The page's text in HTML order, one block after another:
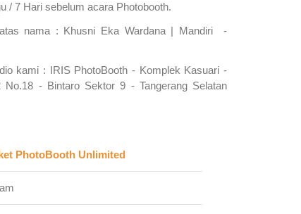
/ 7 Hari sebelum acara Photobooth.
nama : Khusni Eka Wardana | Mandiri -
kami : IRIS PhotoBooth - Komplek Kasuari -
No.18 - Bintaro Sektor 9 - Tangerang Selatan
PhotoBooth Unlimited